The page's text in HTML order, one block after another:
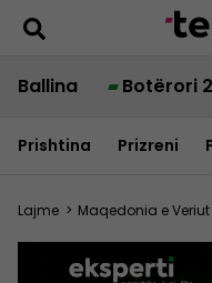
Ballina Botërori
Prishtina Prizreni
Lajme > Maqedonia e Veriut